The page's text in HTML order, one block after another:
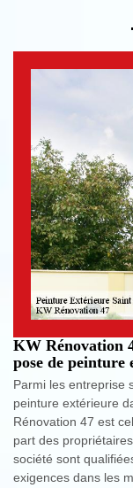
KW Rénovation
pose de peinture
Parmi les entreprise
peinture extérieure
Rénovation 47 est
part des
société sont
exigences dans les